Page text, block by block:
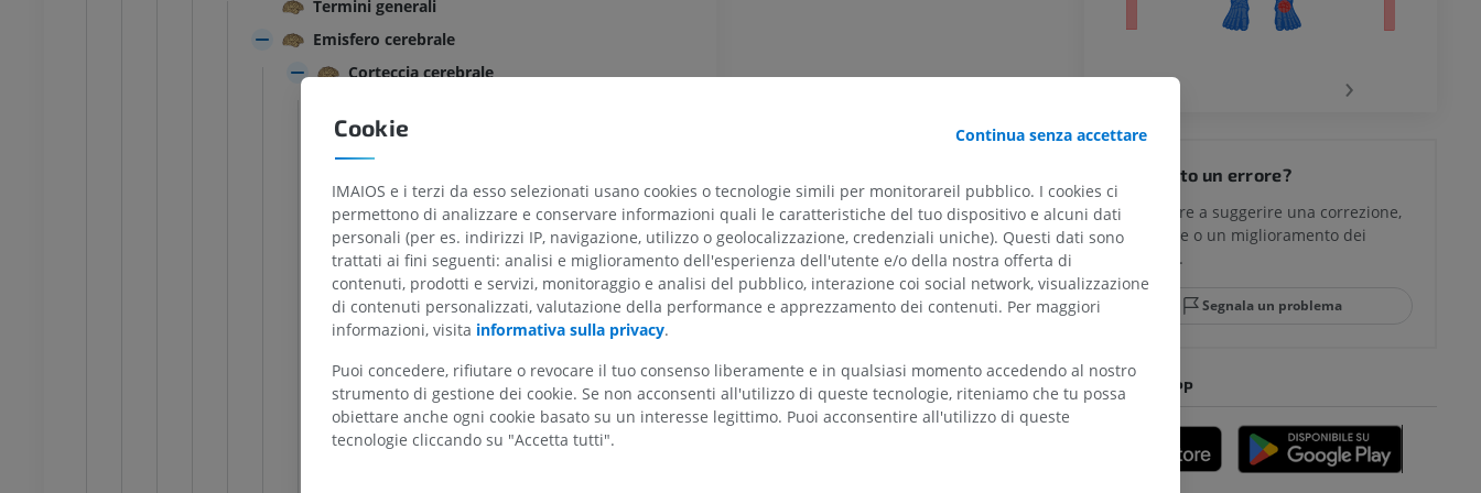
Termini generali
Emisfero cerebrale
Corteccia cerebrale
Paleocorteccia
Allocorteccia
Mesocorteccia
Isocorteccia
strati dell'isocorteccia
strato molecolare [strato I]
strato granulare esterno [strato II]
strato piramidale esterno [strato III]
strato granulare interno [strato IV]
Arto inferiore
PREMIUM
TC di caviglia e piede
PREMIUM
Arto superiore
Illustrazioni
PREMIUM
superiore
Angiografia
GRATUITO
Artrografia TC del ginocchio
PREMIUM
RMN della caviglia e del
retropiede
RM
PREMIUM
RMN dell’avampiede
RM
PREMIUM
‹ ›
Hai notato un errore?
Non esitare a suggerire una correzione,
traduzione o un miglioramento dei
contenuti.
Segnala un problema
SCARICA L'APP
Cookie Continua senza accettare
IMAIOS e i terzi da esso selezionati usano cookies o tecnologie simili per monitorareil pubblico. I cookies ci
permettono di analizzare e conservare informazioni quali le caratteristiche del tuo dispositivo e alcuni dati
personali (per es. indirizzi IP, navigazione, utilizzo o geolocalizzazione, credenziali uniche). Questi dati sono
trattati ai fini seguenti: analisi e miglioramento dell'esperienza dell'utente e/o della nostra offerta di
contenuti, prodotti e servizi, monitoraggio e analisi del pubblico, interazione coi social network, visualizzazione
di contenuti personalizzati, valutazione della performance e apprezzamento dei contenuti. Per maggiori
informazioni, visita informativa sulla privacy.
Puoi concedere, rifiutare o revocare il tuo consenso liberamente e in qualsiasi momento accedendo al nostro
strumento di gestione dei cookie. Se non acconsenti all'utilizzo di queste tecnologie, riteniamo che tu possa
obiettare anche ogni cookie basato su un interesse legittimo. Puoi acconsentire all'utilizzo di queste
tecnologie cliccando su "Accetta tutti".